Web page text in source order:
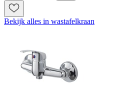
Bekijk alles in wastafelkraan